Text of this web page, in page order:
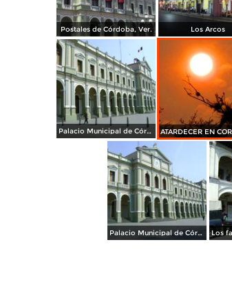
Postales de Córdoba, Ver. Los Arcos
Palacio Municipal de Córdoba. Abril/2012
Palacio Municipal de Córdoba, Veracruz. Abril/2012